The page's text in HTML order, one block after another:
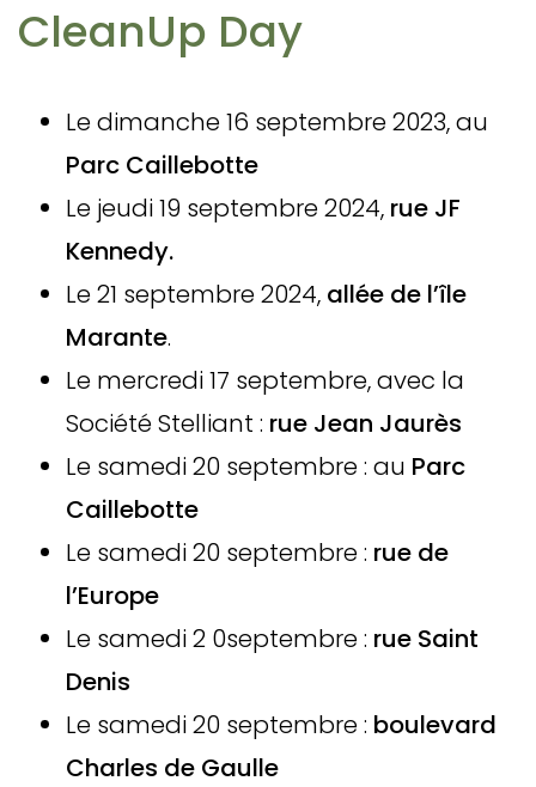
CleanUp Day
Le dimanche 16 septembre 2023, au
Parc Caillebotte
Le jeudi 19 septembre 2024, rue JF
Kennedy.
Le 21 septembre 2024, allée de l’île
Marante.
Le mercredi 17 septembre, avec la
Société Stelliant : rue Jean Jaurès
Le samedi 20 septembre : au Parc
Caillebotte
Le samedi 20 septembre : rue de
l’Europe
Le samedi 2 0septembre : rue Saint
Denis
Le samedi 20 septembre : boulevard
Charles de Gaulle